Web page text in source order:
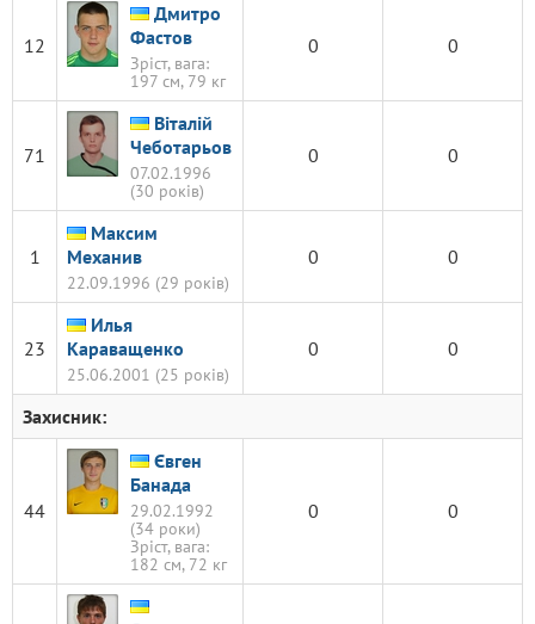
12
Дмитро
Фастов
Зріст, вага:
197 см, 79 кг
0 0
71
Віталій
Чеботарьов
07.02.1996
(30 років)
0 0
1
Максим
Механив
22.09.1996 (29 років)
0 0
23
Илья
Караващенко
25.06.2001 (25 років)
0 0
Захисник:
44
Євген
Банада
29.02.1992
(34 роки)
Зріст, вага:
182 см, 72 кг
0 0